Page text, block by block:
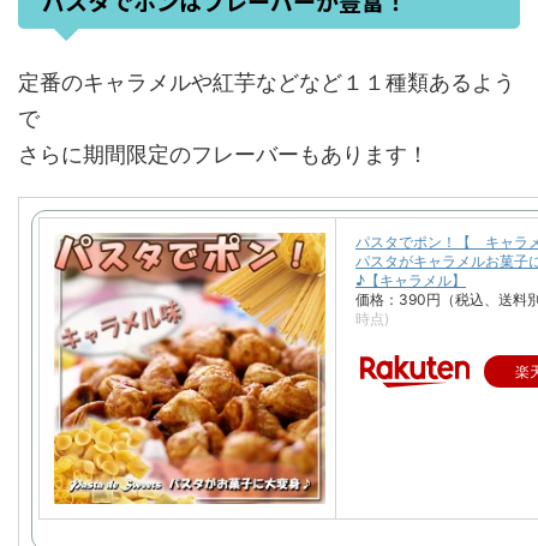
定番のキャラメルや紅芋などなど１１種類あるよう
で
さらに期間限定のフレーバーもあります！
パスタでポン！【 キャ
パスタがキャラメルお菓子
♪【キャラメル】
価格：390円（税込、送料
時点)
楽